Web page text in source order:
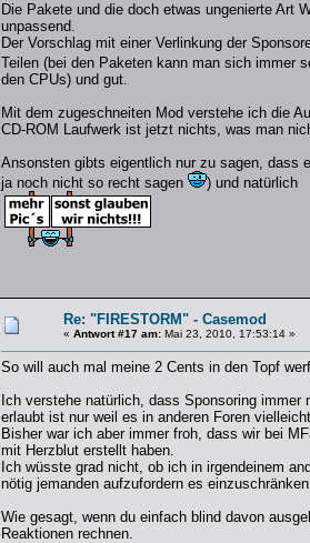
Die Pakete und die doch etwas ungenierte Art
unpassend.
Der Vorschlag mit einer Verlinkung der
Teilen (bei den Paketen kann man sich immer
den CPUs) und gut.
Mit dem zugeschneiten Mod verstehe ich die
CD-ROM Laufwerk ist jetzt nichts, was man
Ansonsten gibts eigentlich nur zu sagen, dass
ja noch nicht so recht sagen
) und natürlich
Re: "FIRESTORM" - Casemod
« Antwort #17 am: Mai 23, 2010, 17:53:14 »
So will auch mal meine 2 Cents in den Topf
Ich verstehe natürlich, dass Sponsoring
erlaubt ist nur weil es in anderen Foren
Bisher war ich aber immer froh, dass wir bei
mit Herzblut erstellt haben.
Ich wüsste grad nicht, ob ich in irgendeinem
nötig jemanden aufzufordern es
Wie gesagt, wenn du einfach blind davon
Reaktionen rechnen.